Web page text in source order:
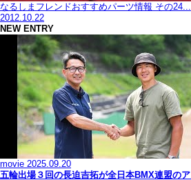
なるしまフレンドおすすめパーツ情報 その24...
2012.10.22
NEW ENTRY
movie 2025.09.20
五輪出場３回の長迫吉拓が全日本BMX連盟の